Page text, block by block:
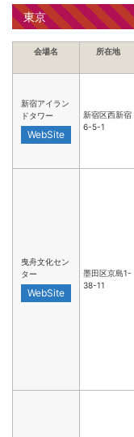
東京
会場名 所在地
新宿アイラン
ドタワー
WebSite
新宿区西新宿
6-5-1
曳舟文化セン
ター
WebSite
墨田区京島1-
38-11